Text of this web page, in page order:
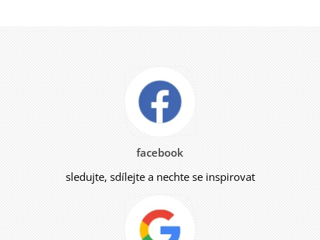
facebook
sledujte, sdílejte a nechte se inspirovat